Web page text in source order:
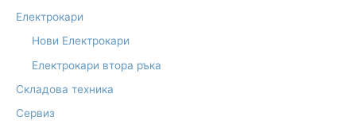
fЕлектрокари
Нови Електрокари
Електрокари втора ръка
Складова техника
Сервиз